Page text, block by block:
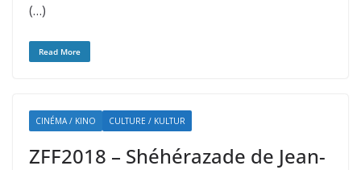
(…)
Read More
CINÉMA / KINO CULTURE / KULTUR
ZFF2018 – Shéhérazade de Jean-